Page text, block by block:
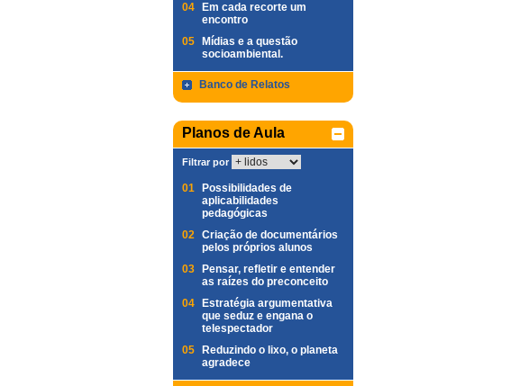
04
Em cada recorte um
encontro
05
Mídias e a questão
socioambiental.
Banco de Relatos
Planos de Aula
Filtrar por
01
Possibilidades de
aplicabilidades
pedagógicas
02 Criação de documentários
pelos próprios alunos
03
Pensar, refletir e entender
as raízes do preconceito
04
Estratégia argumentativa
que seduz e engana o
telespectador
05
Reduzindo o lixo, o planeta
agradece